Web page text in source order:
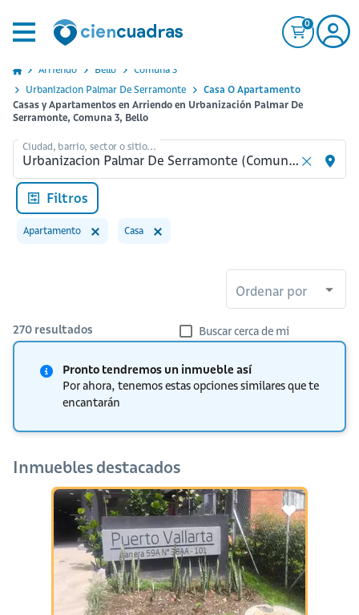
0
Arriendo Bello
Comuna 3
Urbanizacion Palmar De Serramonte
Casa O Apartamento
Casas y Apartamentos en Arriendo en Urbanización Palmar De
Serramonte, Comuna 3, Bello
Ciudad, barrio, sector o sitio...
Filtros
Apartamento Casa
Ordenar por
270 resultados Buscar cerca de mi
Pronto tendremos un inmueble así
Por ahora, tenemos estas opciones similares que te
encantarán
Inmuebles destacados